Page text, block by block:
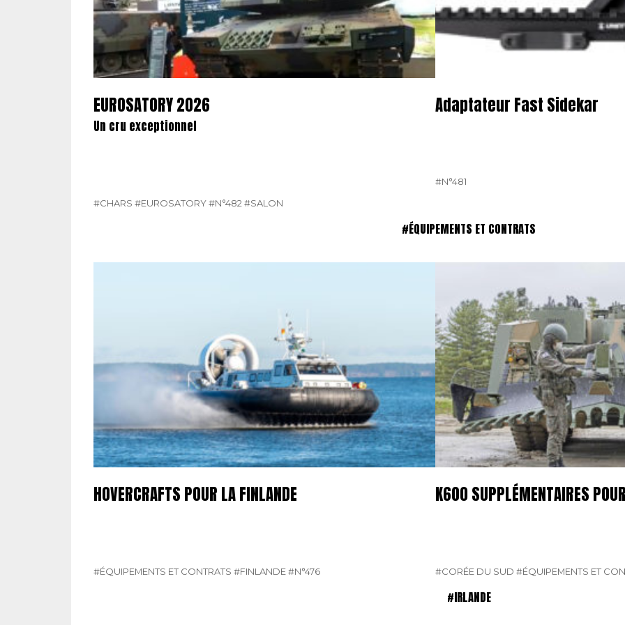
EUROSATORY 2026
Un cru exceptionnel
#CHARS #EUROSATORY#N°482#SALON
Adaptateur Fast Sidekar
#N°481
#ÉQUIPEMENTS ET CONTRATS
HOVERCRAFTS POUR LA FINLANDE
#ÉQUIPEMENTS ET CONTRATS #FINLANDE#N°476
K600 SUPPLÉMENTAIRES
#CORÉE DU SUD #ÉQUIPEMENTS ET
#IRLANDE